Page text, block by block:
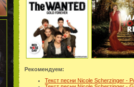
Рекомендуем:
Текст песни Nicole Scherzinger -